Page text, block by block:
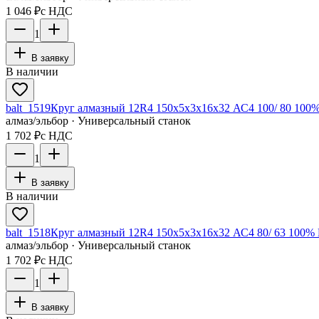
1 046 ₽с НДС
1
В заявку
В наличии
balt_1519Круг алмазный 12R4 150х5х3х16х32 АС4 100/ 80
алмаз/эльбор · Универсальный станок
1 702 ₽с НДС
1
В заявку
В наличии
balt_1518Круг алмазный 12R4 150х5х3х16х32 АС4 80/ 63 100%
алмаз/эльбор · Универсальный станок
1 702 ₽с НДС
1
В заявку